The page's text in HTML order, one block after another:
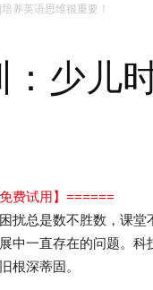
养英语思维很重要！
：少儿
费试用】======
总是数不胜数，课堂
一直存在的问题。科
根深蒂固。